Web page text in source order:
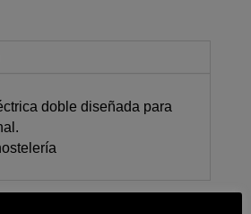
doble diseñada para